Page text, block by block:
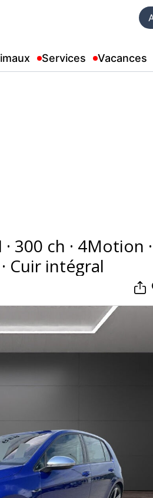
Services Vacances
300 ch · 4Motion ·
Cuir intégral